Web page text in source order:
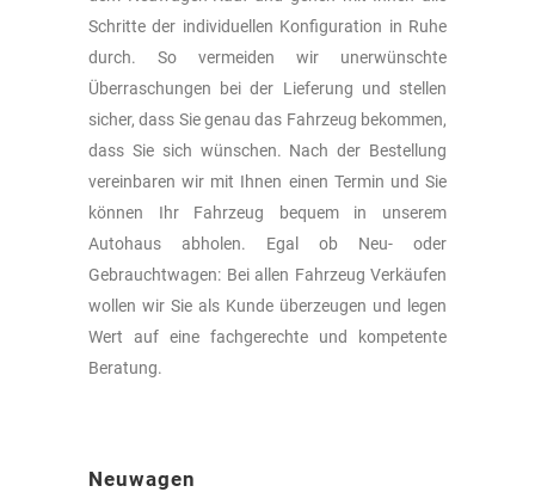
Schritte der individuellen Konfiguration in Ruhe
durch. So vermeiden wir unerwünschte
Überraschungen bei der Lieferung und stellen
sicher, dass Sie genau das Fahrzeug bekommen,
dass Sie sich wünschen. Nach der Bestellung
vereinbaren wir mit Ihnen einen Termin und Sie
können Ihr Fahrzeug bequem in unserem
Autohaus abholen. Egal ob Neu- oder
Gebrauchtwagen: Bei allen Fahrzeug Verkäufen
wollen wir Sie als Kunde überzeugen und legen
Wert auf eine fachgerechte und kompetente
Beratung.
Neuwagen